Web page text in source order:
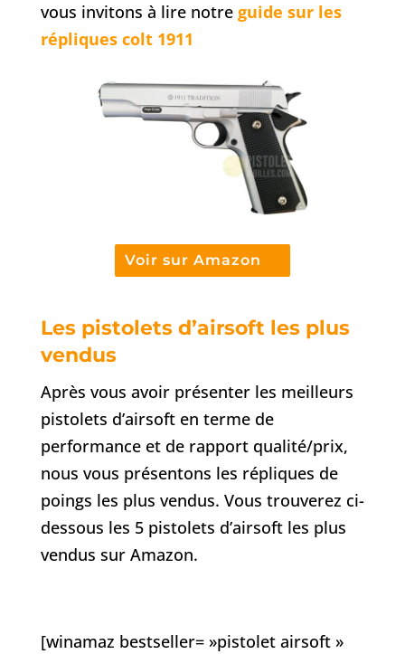
vous invitons à lire notre guide sur les
répliques colt 1911
Voir sur Amazon
Les pistolets d’airsoft les plus
vendus
Après vous avoir présenter les meilleurs
pistolets d’airsoft en terme de
performance et de rapport qualité/prix,
nous vous présentons les répliques de
poings les plus vendus. Vous trouverez ci-
dessous les 5 pistolets d’airsoft les plus
vendus sur Amazon.
[winamaz bestseller= »pistolet airsoft »